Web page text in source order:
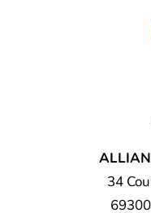
34